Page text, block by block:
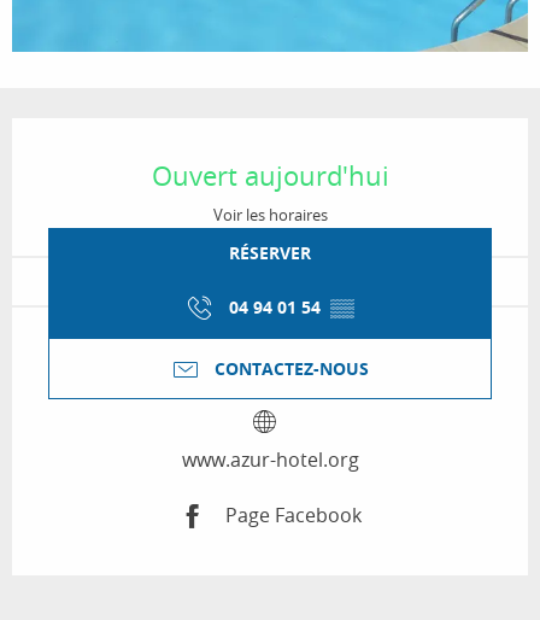
Ouvert aujourd'hui
Voir les horaires
RÉSERVER
04 94 01 54 ▒▒
CONTACTEZ-NOUS
www.azur-hotel.org
Page Facebook